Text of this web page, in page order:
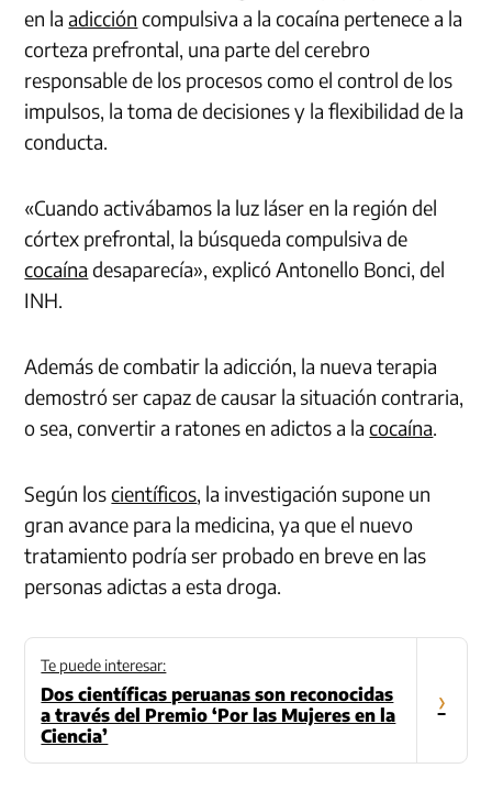
en laadicción compulsiva a la cocaína pertenece a la
corteza prefrontal, una parte del cerebro
responsable de los procesos como el control de los
impulsos, la toma de decisiones y la flexibilidad de la
conducta.
«Cuando activábamos la luz láser en la región del
córtex prefrontal, la búsqueda compulsiva de
cocaína desaparecía», explicó Antonello Bonci, del
INH.
Además de combatir la adicción, la nueva terapia
demostró ser capaz de causar la situación contraria,
o sea, convertir a ratones en adictos a lacocaína.
Según loscientíficos, la investigación supone un
gran avance para la medicina, ya que el nuevo
tratamiento podría ser probado en breve en las
personas adictas a esta droga.
Te puede interesar:
Dos científicas peruanas son reconocidas
a través del Premio ‘Por las Mujeres en la
Ciencia’
›